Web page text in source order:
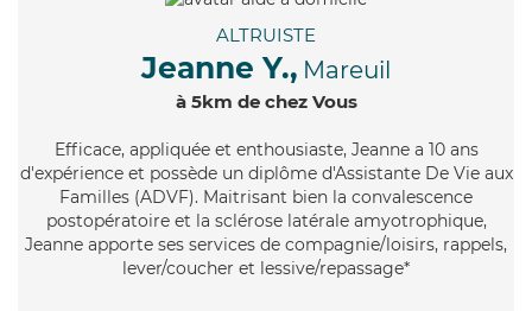
ALTRUISTE
Jeanne Y., Mareuil
à 5km de chez Vous
Efficace, appliquée et enthousiaste, Jeanne a 10 ans
d'expérience et possède un diplôme d'Assistante De Vie aux
Familles (ADVF). Maitrisant bien la convalescence
postopératoire et la sclérose latérale amyotrophique,
Jeanne apporte ses services de compagnie/loisirs, rappels,
lever/coucher et lessive/repassage*